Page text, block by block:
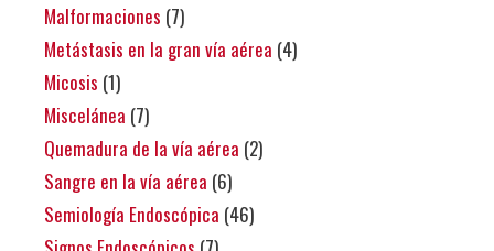
Malformaciones (7)
Metástasis en la gran vía aérea (4)
Micosis (1)
Miscelánea (7)
Quemadura de la vía aérea (2)
Sangre en la vía aérea (6)
Semiología Endoscópica (46)